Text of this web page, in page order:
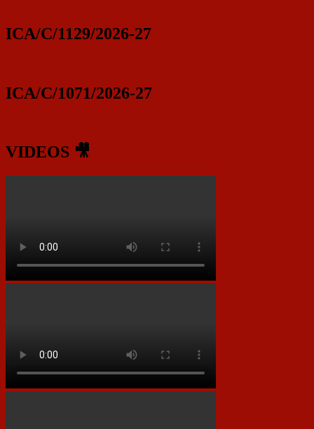
ICA/C/1129/2026-27
ICA/C/1071/2026-27
VIDEOS 🎥